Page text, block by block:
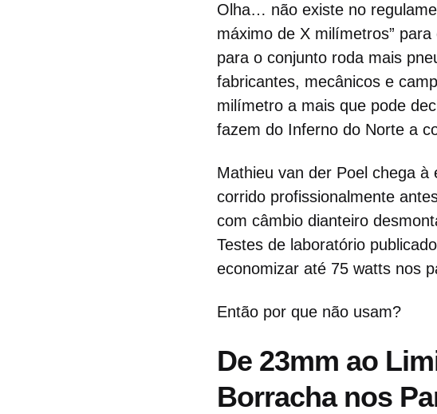
Olha… não existe no
máximo de X milímetros”
para o conjunto roda mais
fabricantes, mecânicos e
milímetro a mais que pode
fazem do Inferno do Norte a
Mathieu van der Poel chega
corrido profissionalmente
com câmbio dianteiro
Testes de laboratório
economizar até 75 watts nos
Então por que não usam?
De 23mm ao
Borracha nos